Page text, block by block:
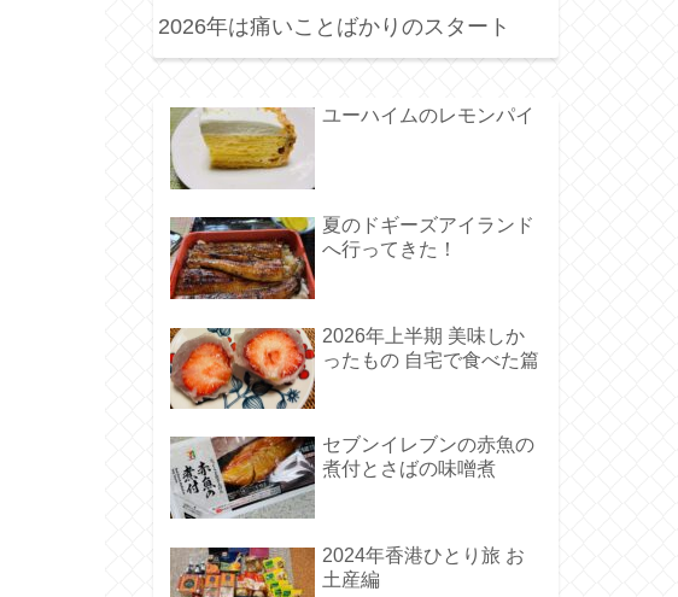
2026年は痛いことばかりのスタート
ユーハイムのレモンパイ
夏のドギーズアイランド
へ行ってきた！
2026年上半期 美味しか
ったもの 自宅で食べた篇
セブンイレブンの赤魚の
煮付とさばの味噌煮
2024年香港ひとり旅 お
土産編